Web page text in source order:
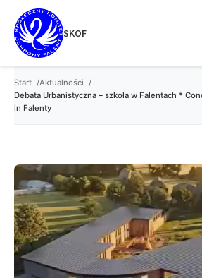
treści
SKOF
Start
Aktualności
Debata Urbanistyczna – szkoła w Falentach *
in Falenty